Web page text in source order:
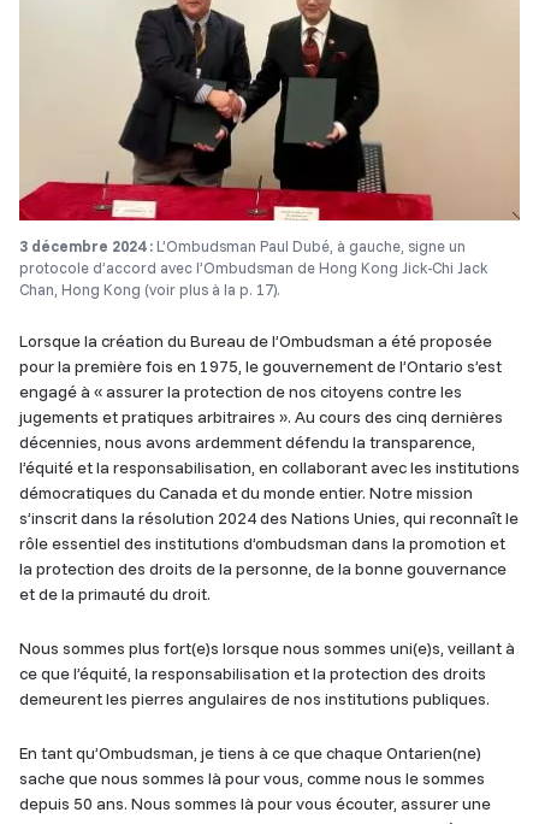
3 décembre 2024 : L’Ombudsman Paul Dubé, à gauche, signe un
protocole d’accord avec l’Ombudsman de Hong Kong Jick-Chi Jack
Chan, Hong Kong (voir plus à la p. 17).
Lorsque la création du Bureau de l’Ombudsman a été proposée
pour la première fois en 1975, le gouvernement de l’Ontario s’est
engagé à « assurer la protection de nos citoyens contre les
jugements et pratiques arbitraires ». Au cours des cinq dernières
décennies, nous avons ardemment défendu la transparence,
l’équité et la responsabilisation, en collaborant avec les institutions
démocratiques du Canada et du monde entier. Notre mission
s’inscrit dans la résolution 2024 des Nations Unies, qui reconnaît le
rôle essentiel des institutions d’ombudsman dans la promotion et
la protection des droits de la personne, de la bonne gouvernance
et de la primauté du droit.
Nous sommes plus fort(e)s lorsque nous sommes uni(e)s, veillant à
ce que l’équité, la responsabilisation et la protection des droits
demeurent les pierres angulaires de nos institutions publiques.
En tant qu’Ombudsman, je tiens à ce que chaque Ontarien(ne)
sache que nous sommes là pour vous, comme nous le sommes
depuis 50 ans. Nous sommes là pour vous écouter, assurer une